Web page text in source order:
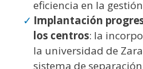
eficiencia en la
Implantación
los centros: la
la universidad de
sistema de